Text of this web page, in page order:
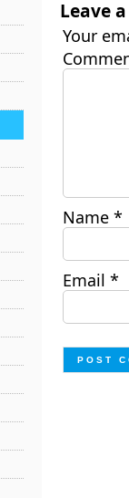
Leave
Your
Name *
Email *